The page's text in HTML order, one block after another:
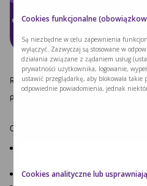
Razem z Poradnią Chorób
pacjentów PKU na warsztaty
Co w programie?
Anna Komar – serwisy Nutricia (PKU
Cookies funkcjonalne
Są niezbędne w celu zapewnienia
wyłączyć. Zazwyczaj są stosowane w
działania związane z żądaniem usług
prywatności użytkownika, logowanie,
ustawić przeglądarkę, aby blokowała takie
odpowiednie powiadomienia, jednak
Cookies analityczne lub